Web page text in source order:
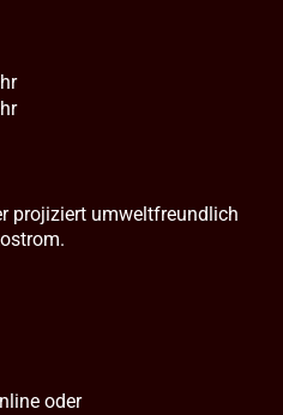
projiziert umweltfreundlich
oder